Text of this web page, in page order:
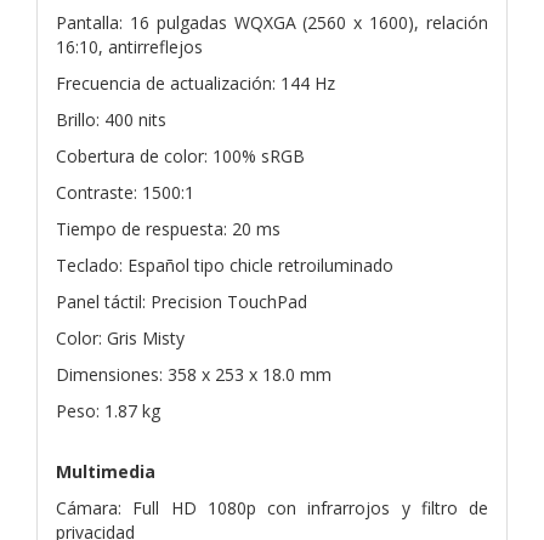
Pantalla: 16 pulgadas WQXGA (2560 x 1600), relación
16:10, antirreflejos
Frecuencia de actualización: 144 Hz
Brillo: 400 nits
Cobertura de color: 100% sRGB
Contraste: 1500:1
Tiempo de respuesta: 20 ms
Teclado: Español tipo chicle retroiluminado
Panel táctil: Precision TouchPad
Color: Gris Misty
Dimensiones: 358 x 253 x 18.0 mm
Peso: 1.87 kg
Multimedia
Cámara: Full HD 1080p con infrarrojos y filtro de
privacidad